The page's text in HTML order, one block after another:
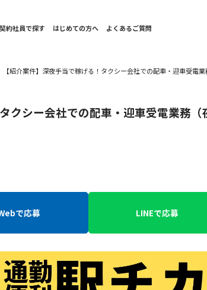
契約社員で探す はじめての方へ よくあるご質問
【紹介案件】深夜手当で稼げる！タクシー会社での配車・迎車受電業
クシー会社での配車・迎車受電業務（
で応募 LINEで応募